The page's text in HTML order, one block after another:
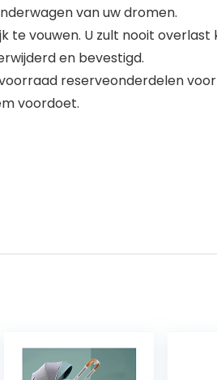
van uw dromen.
te vouwen. U zult nooit
en bevestigd.
reserveonderdelen
voordoet.